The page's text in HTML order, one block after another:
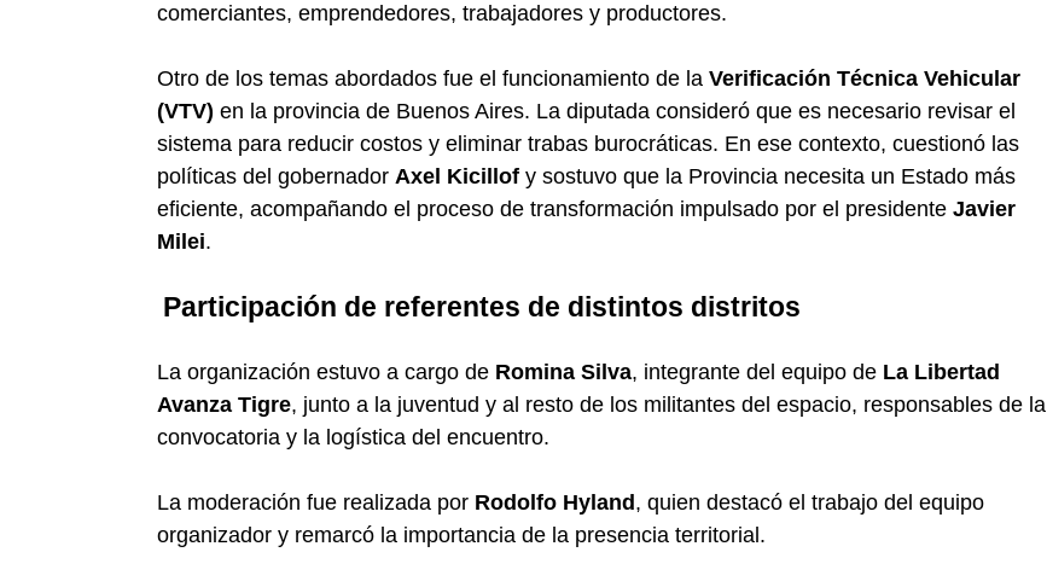
comerciantes, emprendedores, trabajadores y productores.
Otro de los temas abordados fue el funcionamiento de la Verificación Técnica Vehicular
(VTV) en la provincia de Buenos Aires. La diputada consideró que es necesario revisar el
sistema para reducir costos y eliminar trabas burocráticas. En ese contexto, cuestionó las
políticas del gobernador Axel Kicillof y sostuvo que la Provincia necesita un Estado más
eficiente, acompañando el proceso de transformación impulsado por el presidente Javier
Milei.
Participación de referentes de distintos distritos
La organización estuvo a cargo de Romina Silva, integrante del equipo de La Libertad
Avanza Tigre, junto a la juventud y al resto de los militantes del espacio, responsables de la
convocatoria y la logística del encuentro.
La moderación fue realizada por Rodolfo Hyland , quien destacó el trabajo del equipo
organizador y remarcó la importancia de la presencia territorial.